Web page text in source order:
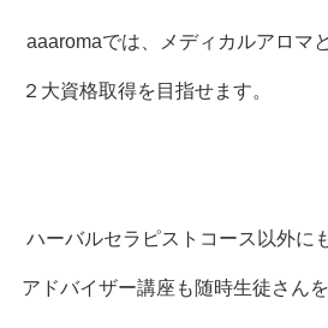
aaaromaでは、メディカルアロマ
２大資格取得を目指せます。
ハーバルセラピストコース以外にも
アドバイザー講座も随時生徒さん